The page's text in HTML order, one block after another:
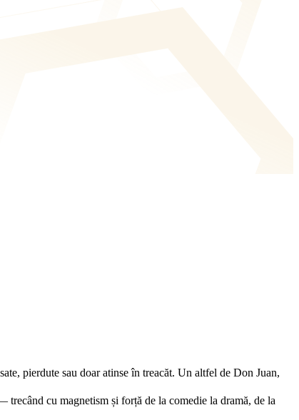
pierdute sau doar atinse în treacăt. Un altfel de Don Juan,
cu magnetism și forță de la comedie la dramă, de la